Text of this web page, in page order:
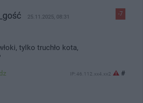
-7
25.11.2025, 08:31
tylko truchło kota,
IP: 46.112.xx4.xx2 #